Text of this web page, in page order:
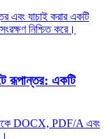
এবং যাচাই করার একটি
নিশ্চিত করে।
রূপান্তর: একটি
DOCX, PDF/A এবং